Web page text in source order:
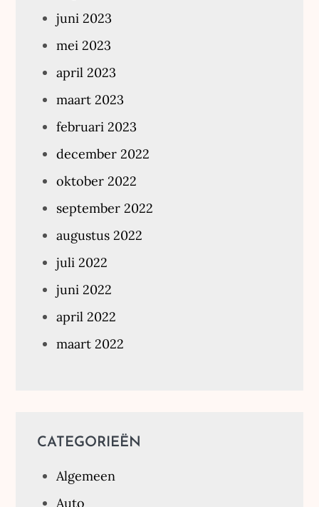
juni 2023
mei 2023
april 2023
maart 2023
februari 2023
december 2022
oktober 2022
september 2022
augustus 2022
juli 2022
juni 2022
april 2022
maart 2022
CATEGORIEËN
Algemeen
Auto